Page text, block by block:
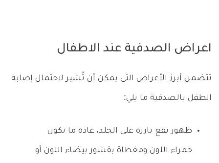
اعراض الصدفية عند الاطفال
تتضمن أبرز الأعراض التي يمكن أن تُشير لاحتمال إصابة
الطفل بالصدفية ما يلي:
ظهور بقع بارزة على الجلد، عادة ما تكون
حمراء اللون ومغطاة بقشور بيضاء اللون أو